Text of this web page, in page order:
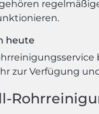
heute
zur Verfügung